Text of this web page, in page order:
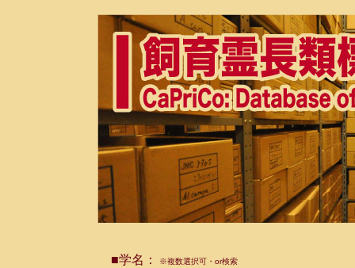
■学名： ※複数選択可・or検索